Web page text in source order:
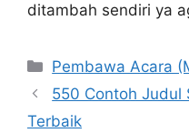
ditambah sendiri ya
Kategori
Pembawa Acara
550 Contoh Judul
Terbaik